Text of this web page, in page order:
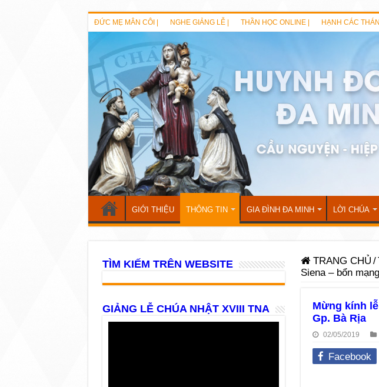
ĐỨC MẸ MÂN CÔI | NGHE GIẢNG LỄ | THẦN HỌC ONLINE | HẠNH CÁC
GIỚI THIỆU THÔNG TIN GIA ĐÌNH ĐA MINH LỜI CHÚA
TRANG CHỦ /
Siena – bổn
Mừng kính
Gp. Bà Rịa
02/05/2019
Facebook
TÌM KIẾM TRÊN WEBSITE
GIẢNG LỄ CHÚA NHẬT XVIII TNA